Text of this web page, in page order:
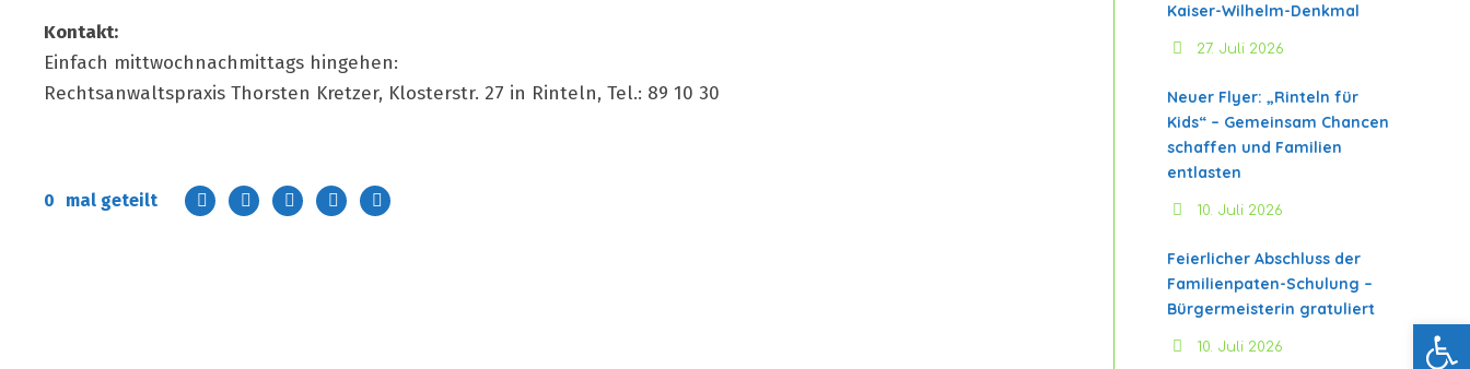
Kontakt:
Einfach mittwochnachmittags hingehen:
Rechtsanwaltspraxis Thorsten Kretzer, Klosterstr. 27 in Rinteln, Tel.: 89 10 30
0 mal geteilt
Kaiser-Wilhelm-Denkmal
27. Juli 2026
Neuer Flyer: „Rinteln für
Kids“ – Gemeinsam Chancen
schaffen und Familien
entlasten
10. Juli 2026
Feierlicher Abschluss der
Familienpaten-Schulung –
Bürgermeisterin gratuliert
10. Juli 2026 Werkzeugleiste öffnen